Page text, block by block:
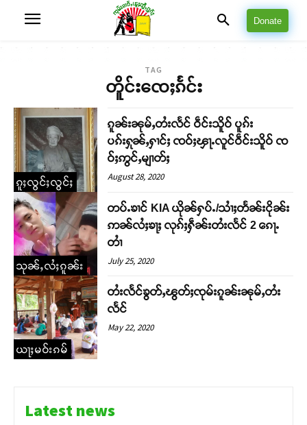
Donate
TAG
တိူင်းၸေႈၵႅင်း
ၵူႈလွင်ႈလွင်ႈ
ၵူၼ်းၼုမ်ႇတႆးလႅင် ဝဵင်းသိူဝ် ပူၵ်း
ပၵ်းႁုၼ်ႇႁၢင်ႈ ၸဝ်ႈၾႃႉလူင်ဝဵင်းသိူဝ် ၸ
ဝ်ႈဢွင်ႇမျၢတ်ႈ
August 28, 2020
သုၼ်ႇလႆႈၵူၼ်း
တပ်ႉၶၢင် KIA ယိုၼ်ႁပ်ႉ/သၢႆႈတႅၼ်းငိုၼ်း
ဢၼ်လႆႈၶႃႈ လုၵ်ႈႁဵၼ်းတႆးလႅင် 2 ၵေႃႉ
တၢႆ
July 25, 2020
ယႃႈမဝ်းၵမ်
တႆးလႅင်ၶွတ်ႇၽွတ်ႈၸုမ်းၵူၼ်းၼုမ်ႇတႆး
လႅင်
May 22, 2020
Latest news